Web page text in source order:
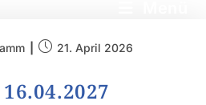
21. April 2026